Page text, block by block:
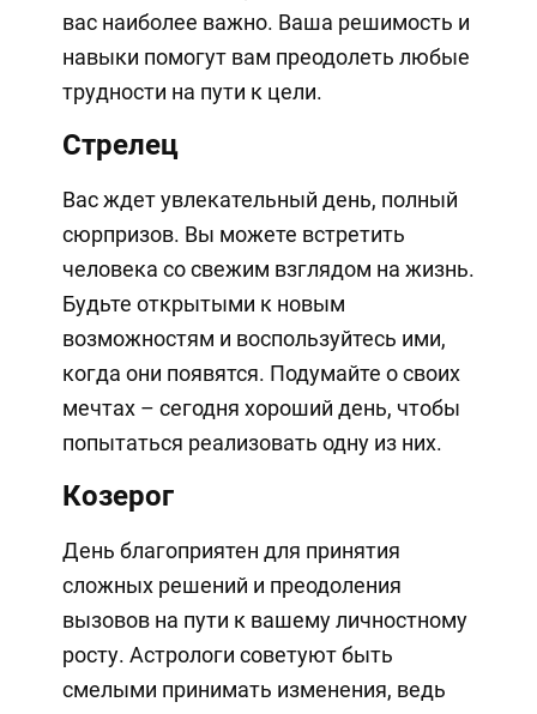
вас наиболее важно. Ваша решимость и
навыки помогут вам преодолеть любые
трудности на пути к цели.
Стрелец
Вас ждет увлекательный день, полный
сюрпризов. Вы можете встретить
человека со свежим взглядом на жизнь.
Будьте открытыми к новым
возможностям и воспользуйтесь ими,
когда они появятся. Подумайте о своих
мечтах – сегодня хороший день, чтобы
попытаться реализовать одну из них.
Козерог
День благоприятен для принятия
сложных решений и преодоления
вызовов на пути к вашему личностному
росту. Астрологи советуют быть
смелыми принимать изменения, ведь